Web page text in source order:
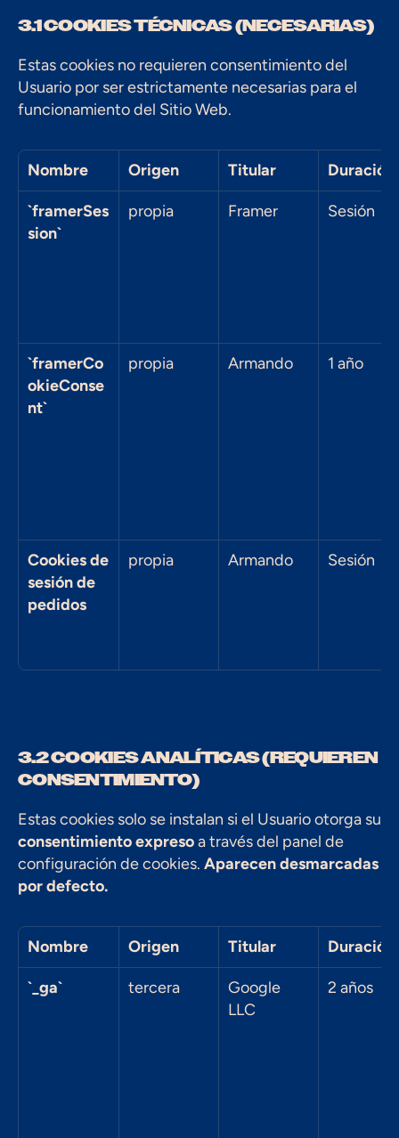
3.1 COOKIES TÉCNICAS (NECESARIAS)
Estas cookies no requieren consentimiento del
Usuario por ser estrictamente necesarias para el
funcionamiento del Sitio Web.
Nombre Origen Titular Duración
`framerSes
sion`
propia Framer Sesión
`framerCo
okieConse
nt`
propia Armando 1 año
Cookies de
sesión de
pedidos
propia Armando Sesión
3.2 COOKIES ANALÍTICAS (REQUIEREN
CONSENTIMIENTO)
consentimiento expreso a través del panel de
configuración de cookies. Aparecen desmarcadas
por defecto.
Nombre Origen Titular Duración
`_ga` tercera
Google
LLC
2 años